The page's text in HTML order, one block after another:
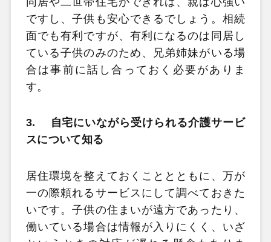
ですし、子供も安心できるでしょう。相続
面でも有利ですが、有利になるのは同居し
ている子供のみのため、兄弟姉妹がいる場
合は事前に話し合っておく必要がありま
す。
3.
自宅にいながら受けられる介護サービ
スについて知る
居住環境を整えておくこととともに、万が
一の際頼れるサービスにして調べておきた
いです。子供の住まいが遠方であったり、
働いている場合は情報が入りにくく、いざ